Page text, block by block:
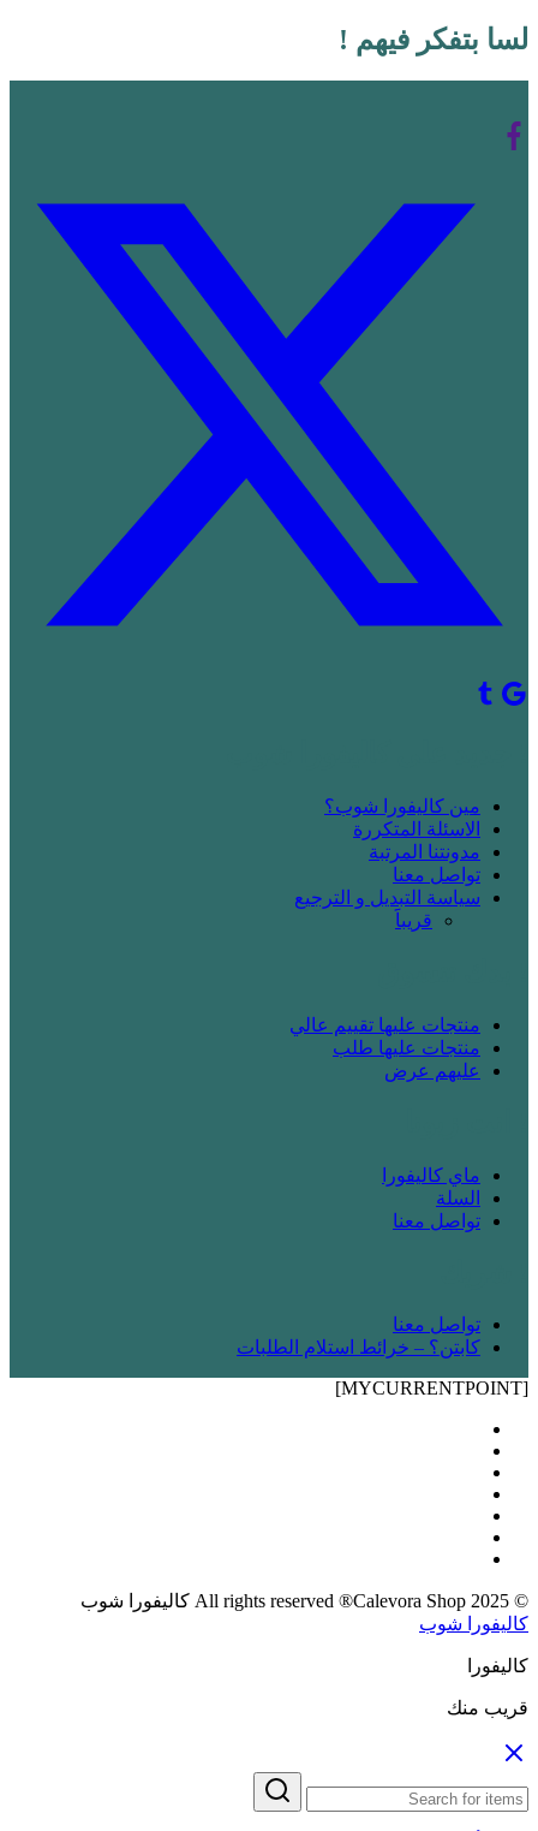
لسا بتفكر فيهم !
مين كاليفورا شوب؟
الاسئلة المتكررة
مدونتنا المرتبة
تواصل معنا
سياسة التبديل و الترجيع
قريباََ
منتجات عليها تقييم عالي
منتجات عليها طلب
عليهم عرض
ماي كاليفورا
السلة
تواصل معنا
تواصل معنا
كابتن؟ – خرائط استلام الطلبات
[MYCURRENTPOINT]
© 2025 All rights reserved ®Calevora Shop كاليفورا شوب
كاليفورا شوب
كاليفورا
قريب منك